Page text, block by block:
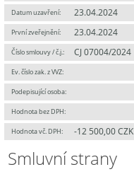
Datum uzavření: 23.04.2024
První zveřejnění: 23.04.2024
Číslo smlouvy / č.j.: CJ 07004/2024
Ev. číslo zak. z VVZ:
Podepisující osoba:
Hodnota bez DPH:
Hodnota vč. DPH: -12 500,00 CZK
Smluvní strany